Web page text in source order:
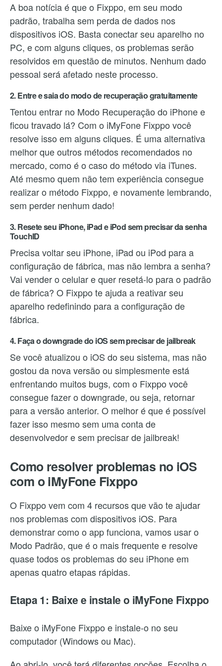
A boa notícia é que o Fixppo, em seu modo
padrão, trabalha sem perda de dados nos
dispositivos iOS. Basta conectar seu aparelho no
PC, e com alguns cliques, os problemas serão
resolvidos em questão de minutos. Nenhum dado
pessoal será afetado neste processo.
2. Entre e saia do modo de recuperação gratuitamente
Tentou entrar no Modo Recuperação do iPhone e
ficou travado lá? Com o iMyFone Fixppo você
resolve isso em alguns cliques. É uma alternativa
melhor que outros métodos recomendados no
mercado, como é o caso do método via iTunes.
Até mesmo quem não tem experiência consegue
realizar o método Fixppo, e novamente lembrando,
sem perder nenhum dado!
3. Resete seu iPhone, iPad e iPod sem precisar da senha
TouchID
Precisa voltar seu iPhone, iPad ou iPod para a
configuração de fábrica, mas não lembra a senha?
Vai vender o celular e quer resetá-lo para o padrão
de fábrica? O Fixppo te ajuda a reativar seu
aparelho redefinindo para a configuração de
fábrica.
4. Faça o downgrade do iOS sem precisar de jailbreak
Se você atualizou o iOS do seu sistema, mas não
gostou da nova versão ou simplesmente está
enfrentando muitos bugs, com o Fixppo você
consegue fazer o downgrade, ou seja, retornar
para a versão anterior. O melhor é que é possível
fazer isso mesmo sem uma conta de
desenvolvedor e sem precisar de jailbreak!
Como resolver problemas no iOS
com o iMyFone Fixppo
O Fixppo vem com 4 recursos que vão te ajudar
nos problemas com dispositivos iOS. Para
demonstrar como o app funciona, vamos usar o
Modo Padrão, que é o mais frequente e resolve
quase todos os problemas do seu iPhone em
apenas quatro etapas rápidas.
Etapa 1: Baixe e instale o iMyFone Fixppo
Baixe o iMyFone Fixppo e instale-o no seu
computador (Windows ou Mac).